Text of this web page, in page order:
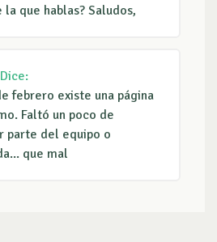
que hablas? Saludos,
Dice:
febrero existe una página
Faltó un poco de
parte del equipo o
que mal